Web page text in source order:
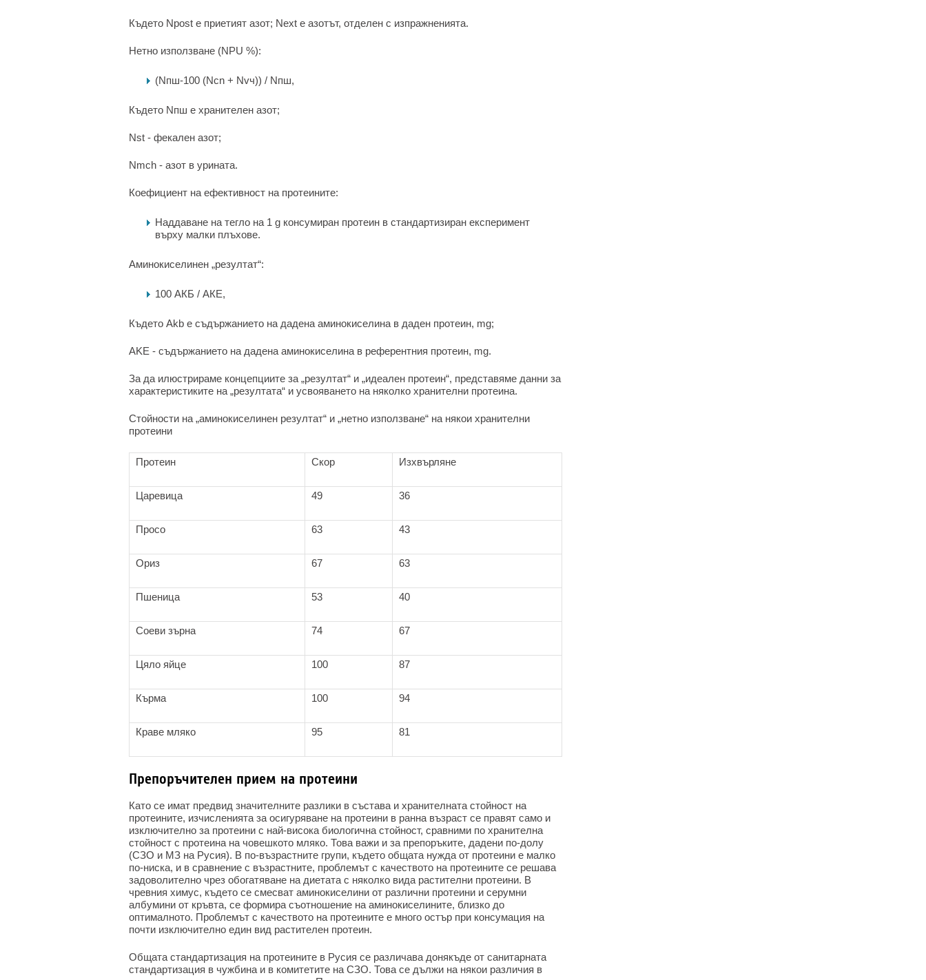
Където Npost е приетият азот; Next е азотът, отделен с изпражненията.
Нетно използване (NPU %):
(Nпш-100 (Nсn + Nvч)) / Nпш,
Където Nпш е хранителен азот;
Nst - фекален азот;
Nmch - азот в урината.
Коефициент на ефективност на протеините:
Наддаване на тегло на 1 g консумиран протеин в стандартизиран експеримент
върху малки плъхове.
Аминокиселинен „резултат“:
100 АКБ / АКЕ,
Където Akb е съдържанието на дадена аминокиселина в даден протеин, mg;
AKE - съдържанието на дадена аминокиселина в референтния протеин, mg.
За да илюстрираме концепциите за „резултат“ и „идеален протеин“, представяме данни за
характеристиките на „резултата“ и усвояването на няколко хранителни протеина.
Стойности на „аминокиселинен резултат“ и „нетно използване“ на някои хранителни
протеини
Протеин Скор Изхвърляне
Царевица 49 36
Просо 63 43
Ориз 67 63
Пшеница 53 40
Соеви зърна 74 67
Цяло яйце 100 87
Кърма 100 94
Краве мляко 95 81
Препоръчителен прием на протеини
Като се имат предвид значителните разлики в състава и хранителната стойност на
протеините, изчисленията за осигуряване на протеини в ранна възраст се правят само и
изключително за протеини с най-висока биологична стойност, сравними по хранителна
стойност с протеина на човешкото мляко. Това важи и за препоръките, дадени по-долу
(СЗО и МЗ на Русия). В по-възрастните групи, където общата нужда от протеини е малко
по-ниска, и в сравнение с възрастните, проблемът с качеството на протеините се решава
задоволително чрез обогатяване на диетата с няколко вида растителни протеини. В
чревния химус, където се смесват аминокиселини от различни протеини и серумни
албумини от кръвта, се формира съотношение на аминокиселините, близко до
оптималното. Проблемът с качеството на протеините е много остър при консумация на
почти изключително един вид растителен протеин.
Общата стандартизация на протеините в Русия се различава донякъде от санитарната
стандартизация в чужбина и в комитетите на СЗО. Това се дължи на някои различия в